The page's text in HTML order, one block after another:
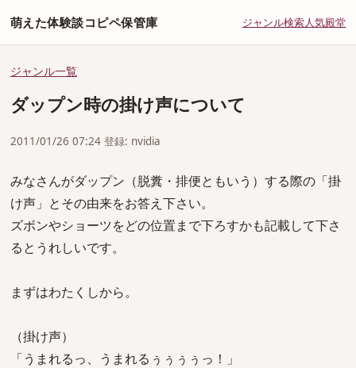
萌えた体験談コピペ保管庫 ジャンル検索人気殿堂
ジャンル一覧
ダップン時の掛け声について
2011/01/26 07:24 登録: nvidia
みなさんがダップン（脱糞・排便ともいう）する際の「掛
け声」とその由来をお答え下さい。
ズボンやショーツをどの位置まで下ろすかも記載して下さ
るとうれしいです。
まずはわたくしから。
（掛け声）
「うまれるっ、うまれるぅぅぅぅっ！」